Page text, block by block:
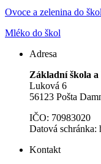
Ovoce a zelenina do škol
Mléko do škol
Adresa
Základní škola
Luková 6
56123 Pošta
IČO: 70983020
Datová schránka:
Kontakt